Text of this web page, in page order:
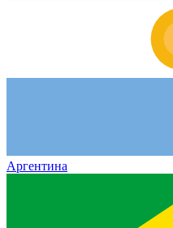
Аргентина